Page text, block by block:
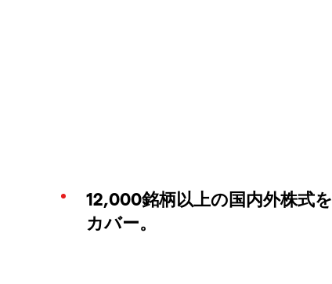
12,000銘柄以上の国内外株式を
カバー。